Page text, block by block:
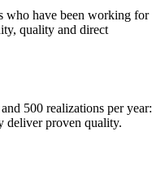
who have been working for
quality and direct
500 realizations per year:
deliver proven quality.